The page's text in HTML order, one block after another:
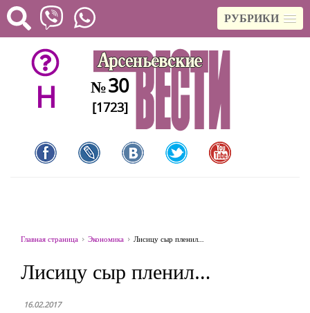
РУБРИКИ
H №30
[1723]
Главная страница Экономика Лисицу сыр пленил…
Лисицу сыр пленил…
16.02.2017